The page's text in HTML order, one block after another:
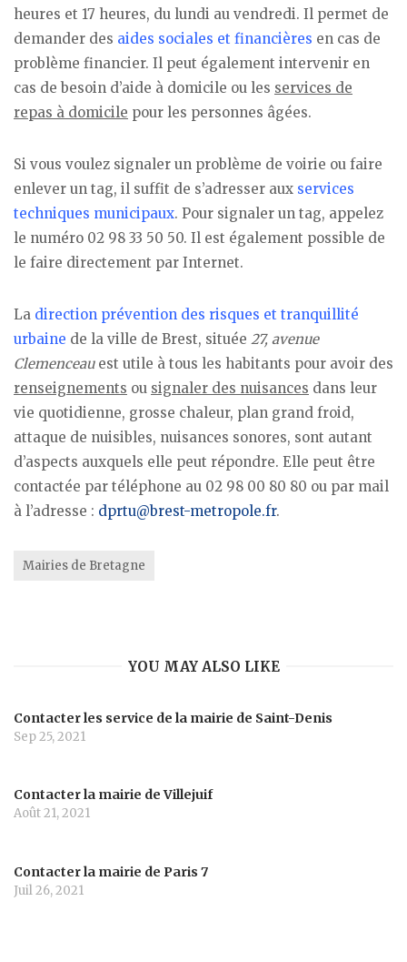
heures et 17 heures, du lundi au vendredi. Il permet de
demander des aides sociales et financières en cas de
problème financier. Il peut également intervenir en
cas de besoin d’aide à domicile ou les services de
repas à domicile pour les personnes âgées.
Si vous voulez signaler un problème de voirie ou faire
enlever un tag, il suffit de s’adresser aux services
techniques municipaux. Pour signaler un tag, appelez
le numéro 02 98 33 50 50. Il est également possible de
le faire directement par Internet.
La direction prévention des risques et tranquillité
urbaine de la ville de Brest, située 27, avenue
Clemenceauest utile à tous les habitants pour avoir des
renseignements ou signaler des nuisances dans leur
vie quotidienne, grosse chaleur, plan grand froid,
attaque de nuisibles, nuisances sonores, sont autant
d’aspects auxquels elle peut répondre. Elle peut être
contactée par téléphone au 02 98 00 80 80 ou par mail
à l’adresse : dprtu@brest-metropole.fr.
Mairies de Bretagne
YOU MAY ALSO LIKE
Contacter les service de la mairie de Saint-Denis
Sep 25, 2021
Contacter la mairie de Villejuif
Août 21, 2021
Contacter la mairie de Paris 7
Juil 26, 2021